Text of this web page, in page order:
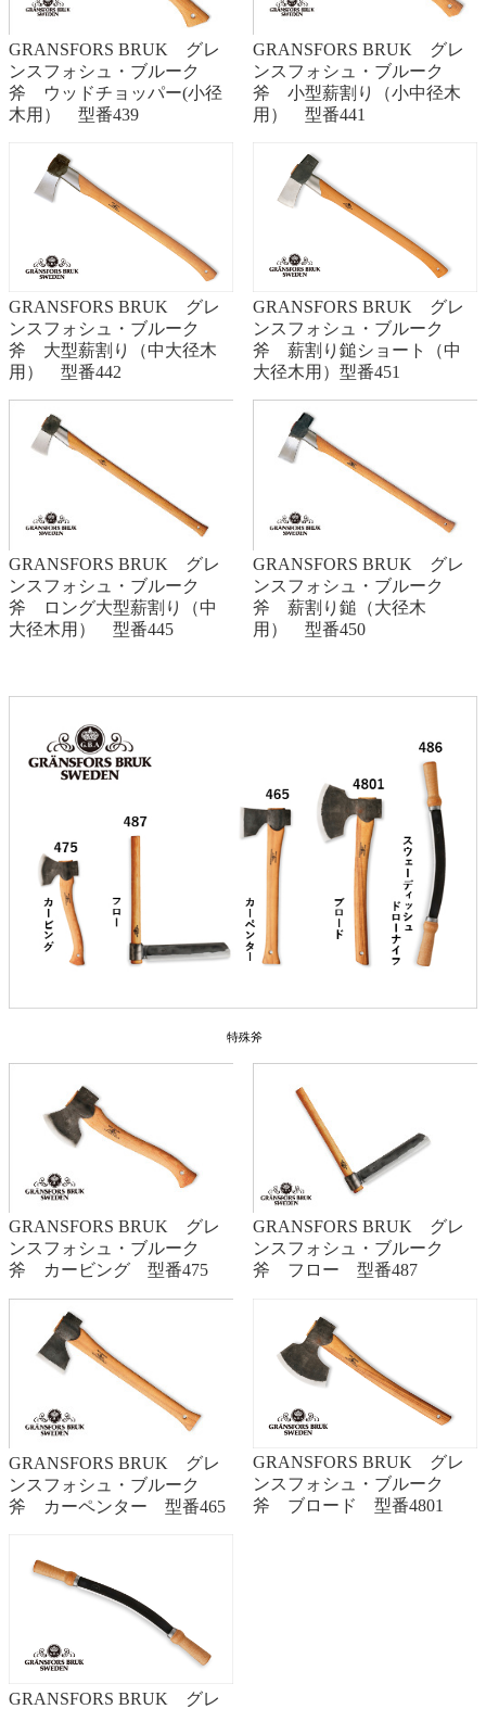
GRANSFORS BRUK グレ
ンスフォシュ・ブルーク
斧 ウッドチョッパー(小径
木用） 型番439
GRANSFORS BRUK グレ
ンスフォシュ・ブルーク
斧 小型薪割り（小中径木
用） 型番441
GRANSFORS BRUK グレ
ンスフォシュ・ブルーク
斧 大型薪割り（中大径木
用） 型番442
GRANSFORS BRUK グレ
ンスフォシュ・ブルーク
斧 薪割り鎚ショート（中
大径木用）型番451
GRANSFORS BRUK グレ
ンスフォシュ・ブルーク
斧 ロング大型薪割り（中
大径木用） 型番445
GRANSFORS BRUK グレ
ンスフォシュ・ブルーク
斧 薪割り鎚（大径木
用） 型番450
特殊斧
GRANSFORS BRUK グレ
ンスフォシュ・ブルーク
斧 カービング 型番475
GRANSFORS BRUK グレ
ンスフォシュ・ブルーク
斧 フロー 型番487
GRANSFORS BRUK グレ
ンスフォシュ・ブルーク
斧 カーペンター 型番465
GRANSFORS BRUK グレ
ンスフォシュ・ブルーク
斧 ブロード 型番4801
GRANSFORS BRUK グレ